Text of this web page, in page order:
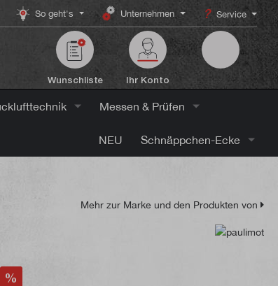
So geht's Unternehmen Service
Wunschliste Ihr Konto
Messen & Prüfen
NEU Schnäppchen-Ecke
Mehr zur Marke und den Produkten von
von 5 von 5 Sternen
%